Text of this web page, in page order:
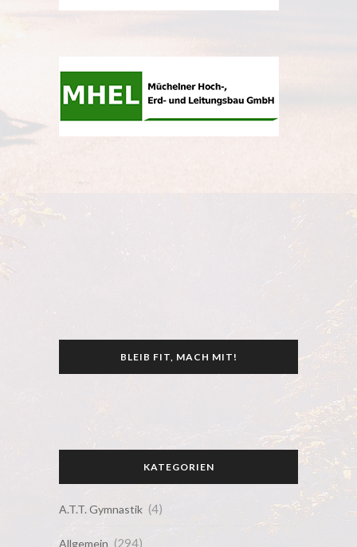
BLEIB FIT, MACH MIT!
KATEGORIEN
A.T.T. Gymnastik (4)
Allgemein (294)